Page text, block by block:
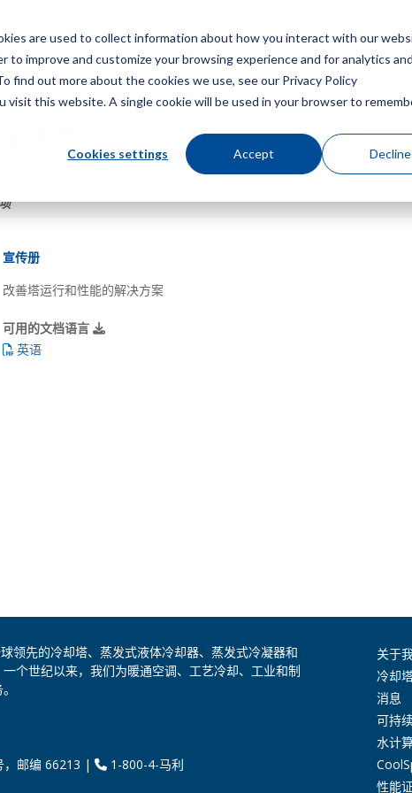
are used to collect information about how you interact with our
to improve and customize your browsing experience and for analytics
find out more about the cookies we use, see our Privacy Policy
visit this website. A single cookie will be used in your browser to
Cookies settings Accept Decline
选项
宣传册
改善塔运行和性能的解决方案
可用的文档语言
英语
领先的冷却塔、蒸发式液体冷却器、蒸发式冷凝器和
个世纪以来，我们为暖通空调、工艺冷却、工业和制
邮编 66213 | 1-800-4-马利
关于
冷却
消息
可持
水计
性能